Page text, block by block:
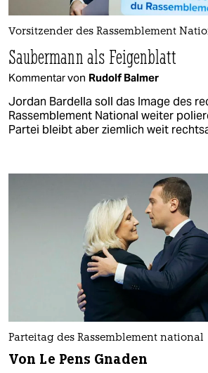
Vorsitzender des Rassemblement
Saubermann als Feigenblatt
Kommentar von Rudolf Balmer
Jordan Bardella soll das Image des
Rassemblement National weiter
Partei bleibt aber ziemlich weit
Parteitag des Rassemblement national
Von Le Pens Gnaden